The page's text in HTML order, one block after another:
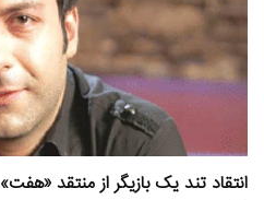
انتقاد تند یک بازیگر از منتقد «هفت»